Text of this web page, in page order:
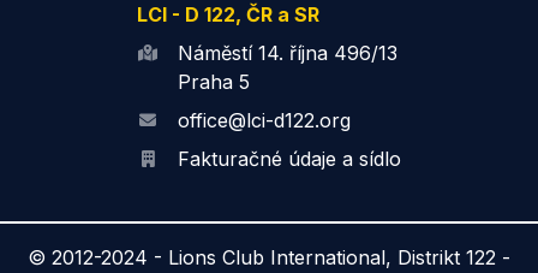
LCI - D 122, ČR a SR
Náměstí 14. října 496/13
Praha 5
office@lci-d122.org
Fakturačné údaje a sídlo
© 2012-2024 - Lions Club International, Distrikt 122 -